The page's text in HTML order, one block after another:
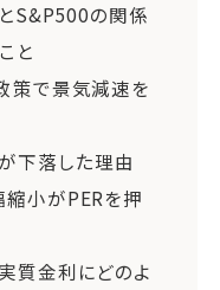
S&P500の関係
と
策で景気減速を
下落した理由
小がPERを押
質金利にどのよ